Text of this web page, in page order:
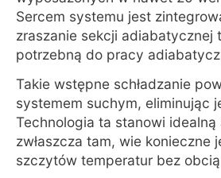
Sercem systemu jest
zraszanie sekcji
potrzebną do pracy
Takie wstępne schładzanie
systemem suchym, eliminując
Technologia ta stanowi
zwłaszcza tam, wie
szczytów temperatur bez